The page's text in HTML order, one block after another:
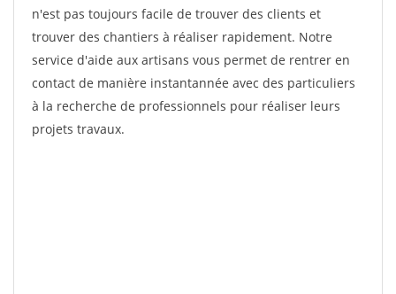
n'est pas toujours facile de trouver des clients et
trouver des chantiers à réaliser rapidement. Notre
service d'aide aux artisans vous permet de rentrer en
contact de manière instantannée avec des particuliers
à la recherche de professionnels pour réaliser leurs
projets travaux.